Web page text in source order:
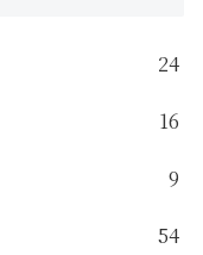
24
16
9
54